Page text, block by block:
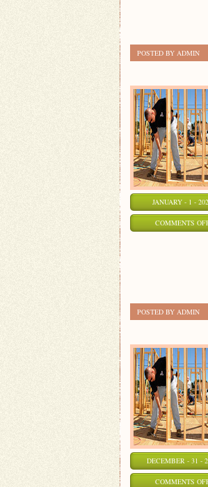
POSTED BY ADMIN
JANUARY - 1 -
COMMENTS
POSTED BY ADMIN
DECEMBER - 31 -
COMMENTS